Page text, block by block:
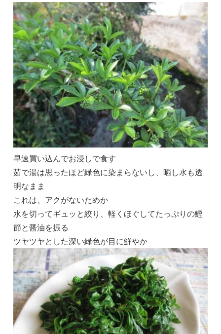
早速買い込んでお浸しで食す
茹で湯は思ったほど緑色に染まらないし、晒し水も透
明なまま
これは、アクがないためか
水を切ってギュッと絞り、軽くほぐしてたっぷりの鰹
節と醤油を振る
ツヤツヤとした深い緑色が目に鮮やか